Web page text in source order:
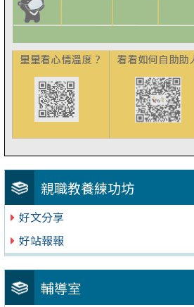
親職教養練功坊
好文分享
好站報報
輔導室